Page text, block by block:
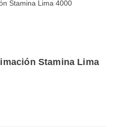
Stamina Lima